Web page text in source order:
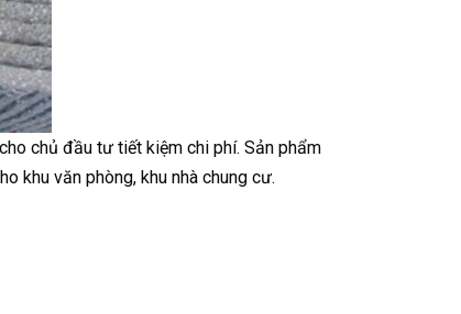
chủ đầu tư tiết kiệm chi phí. Sản phẩm
khu văn phòng, khu nhà chung cư.